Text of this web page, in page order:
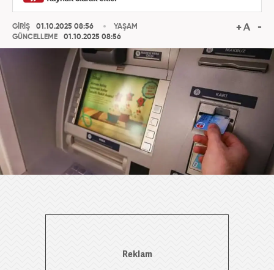
GİRİŞ
01.10.2025 08:56
GÜNCELLEME
01.10.2025 08:56
YAŞAM